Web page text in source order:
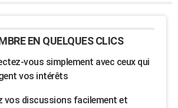
EN QUELQUES CLICS
vous simplement avec ceux qui
vos intérêts
vos discussions facilement et